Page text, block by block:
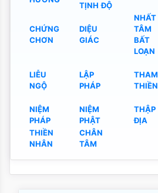
TỊNH ĐỘ
CHỨNG
CHƠN
DIỆU
GIÁC
NHẤT
TÂM
BẤT
LOẠN
LIỄU
NGỘ
LẬP
PHÁP
THAM
THIỀN
NIỆM
PHÁP
NIỆM
PHẬT
THẬP
ĐỊA
THIỀN
NHÂN
CHÂN
TÂM